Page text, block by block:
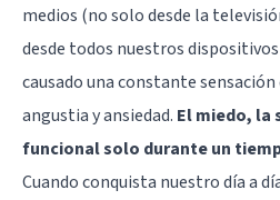
medios (no solo desde la
desde todos nuestros
causado una constante
angustia y ansiedad. El miedo, la
funcional solo durante un
Cuando conquista nuestro día a